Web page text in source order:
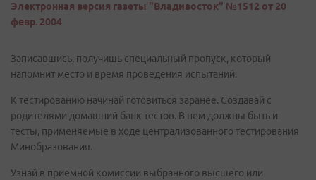
Электронная версия газеты "Владивосток" №1512 от 20
февр. 2004
Записавшись, получишь специальный пропуск, который
напомнит место и время проведения испытаний.
К тестированию начинай готовиться заранее. Создавай с
родителями домашний банк тестов. В нем должны быть и
тесты, применяемые в ходе централизованного тестирования
Минобразования.
Узнай в приемной комиссии выбранного высшего или